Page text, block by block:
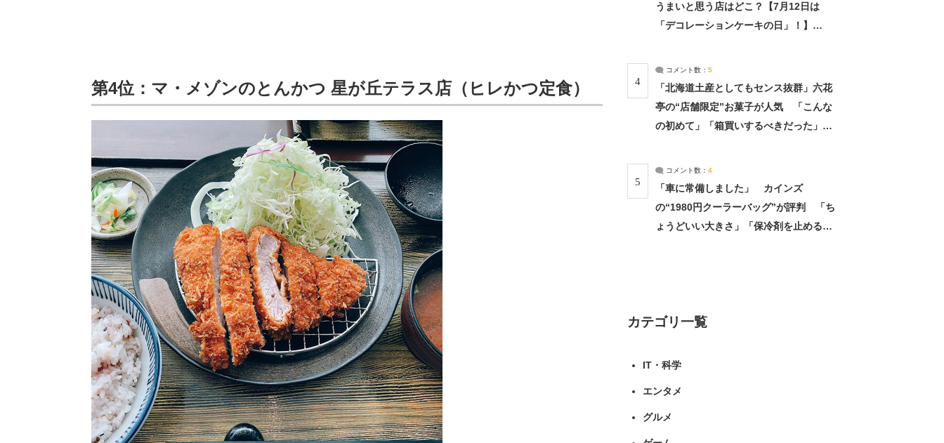
第4位：マ・メゾンのとんかつ 星が丘テラス店（ヒレかつ定食）
うまいと思う店はどこ？【7月12日は
「デコレーションケーキの日」！】
4
コメント数： 5
「北海道土産としてもセンス抜群」六花
亭の“店舗限定”お菓子が人気 「こんな
の初めて」「箱買いするべきだった」
5
コメント数： 4
「車に常備しました」 カインズ
の“1980円クーラーバッグ”が評判 「ち
ょうどいい大きさ」「保冷剤を止めるベ
カテゴリ一覧
IT・科学
エンタメ
グルメ